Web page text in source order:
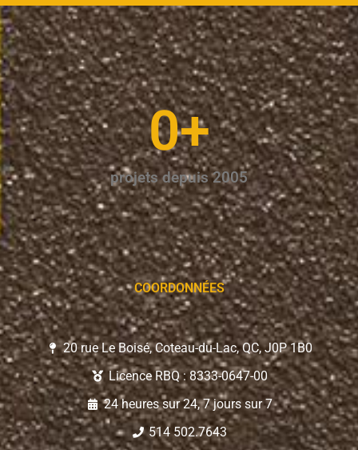
projets depuis 2005
0+
COORDONNÉES
20 rue Le Boisé, Coteau-du-Lac, QC, J0P 1B0
Licence RBQ : 8333-0647-00
24 heures sur 24, 7 jours sur 7
514 502.7643